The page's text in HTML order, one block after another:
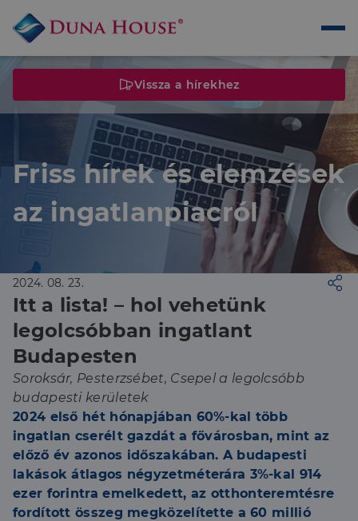
Vissza a hírekhez
Friss hírek és elemzések
az ingatlanpiacról
2024. 08. 23.
Itt a lista! – hol vehetünk
legolcsóbban ingatlant
Budapesten
Soroksár, Pesterzsébet, Csepel a legolcsóbb
budapesti kerületek
2024 első hét hónapjában 60%-kal több
ingatlan cserélt gazdát a fővárosban, mint az
előző év azonos időszakában. A budapesti
lakások átlagos négyzetméterára 3%-kal 914
ezer forintra emelkedett, az otthonteremtésre
fordított összeg megközelítette a 60 millió